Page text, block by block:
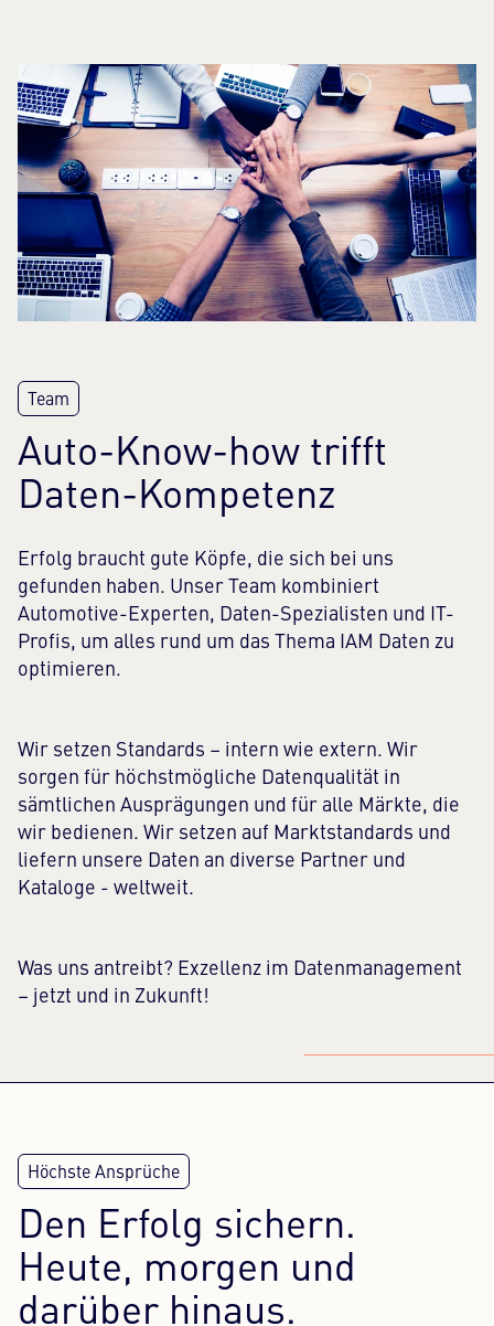
Auto-Know-how trifft
Daten-Kompetenz
Erfolg braucht gute Köpfe, die sich bei uns
gefunden haben. Unser Team kombiniert
Automotive-Experten, Daten-Spezialisten und IT-
Profis, um alles rund um das Thema IAM Daten zu
optimieren.
Wir setzen Standards – intern wie extern. Wir
sorgen für höchstmögliche Datenqualität in
sämtlichen Ausprägungen und für alle Märkte, die
wir bedienen. Wir setzen auf Marktstandards und
liefern unsere Daten an diverse Partner und
Kataloge - weltweit.
Was uns antreibt? Exzellenz im Datenmanagement
– jetzt und in Zukunft!
Den Erfolg sichern.
Heute, morgen und
darüber hinaus.